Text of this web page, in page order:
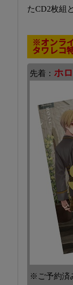
たCD2枚組
※オンラ
タワレコ
先着： ホ
※ご予約済